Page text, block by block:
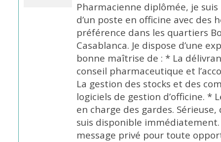
Pharmacienne diplômée, je
d’un poste en officine avec des
préférence dans les quartiers
Casablanca. Je dispose d’une
bonne maîtrise de : * La
conseil pharmaceutique et
La gestion des stocks et des
logiciels de gestion d’officine. *
en charge des gardes.
suis disponible
message privé pour toute